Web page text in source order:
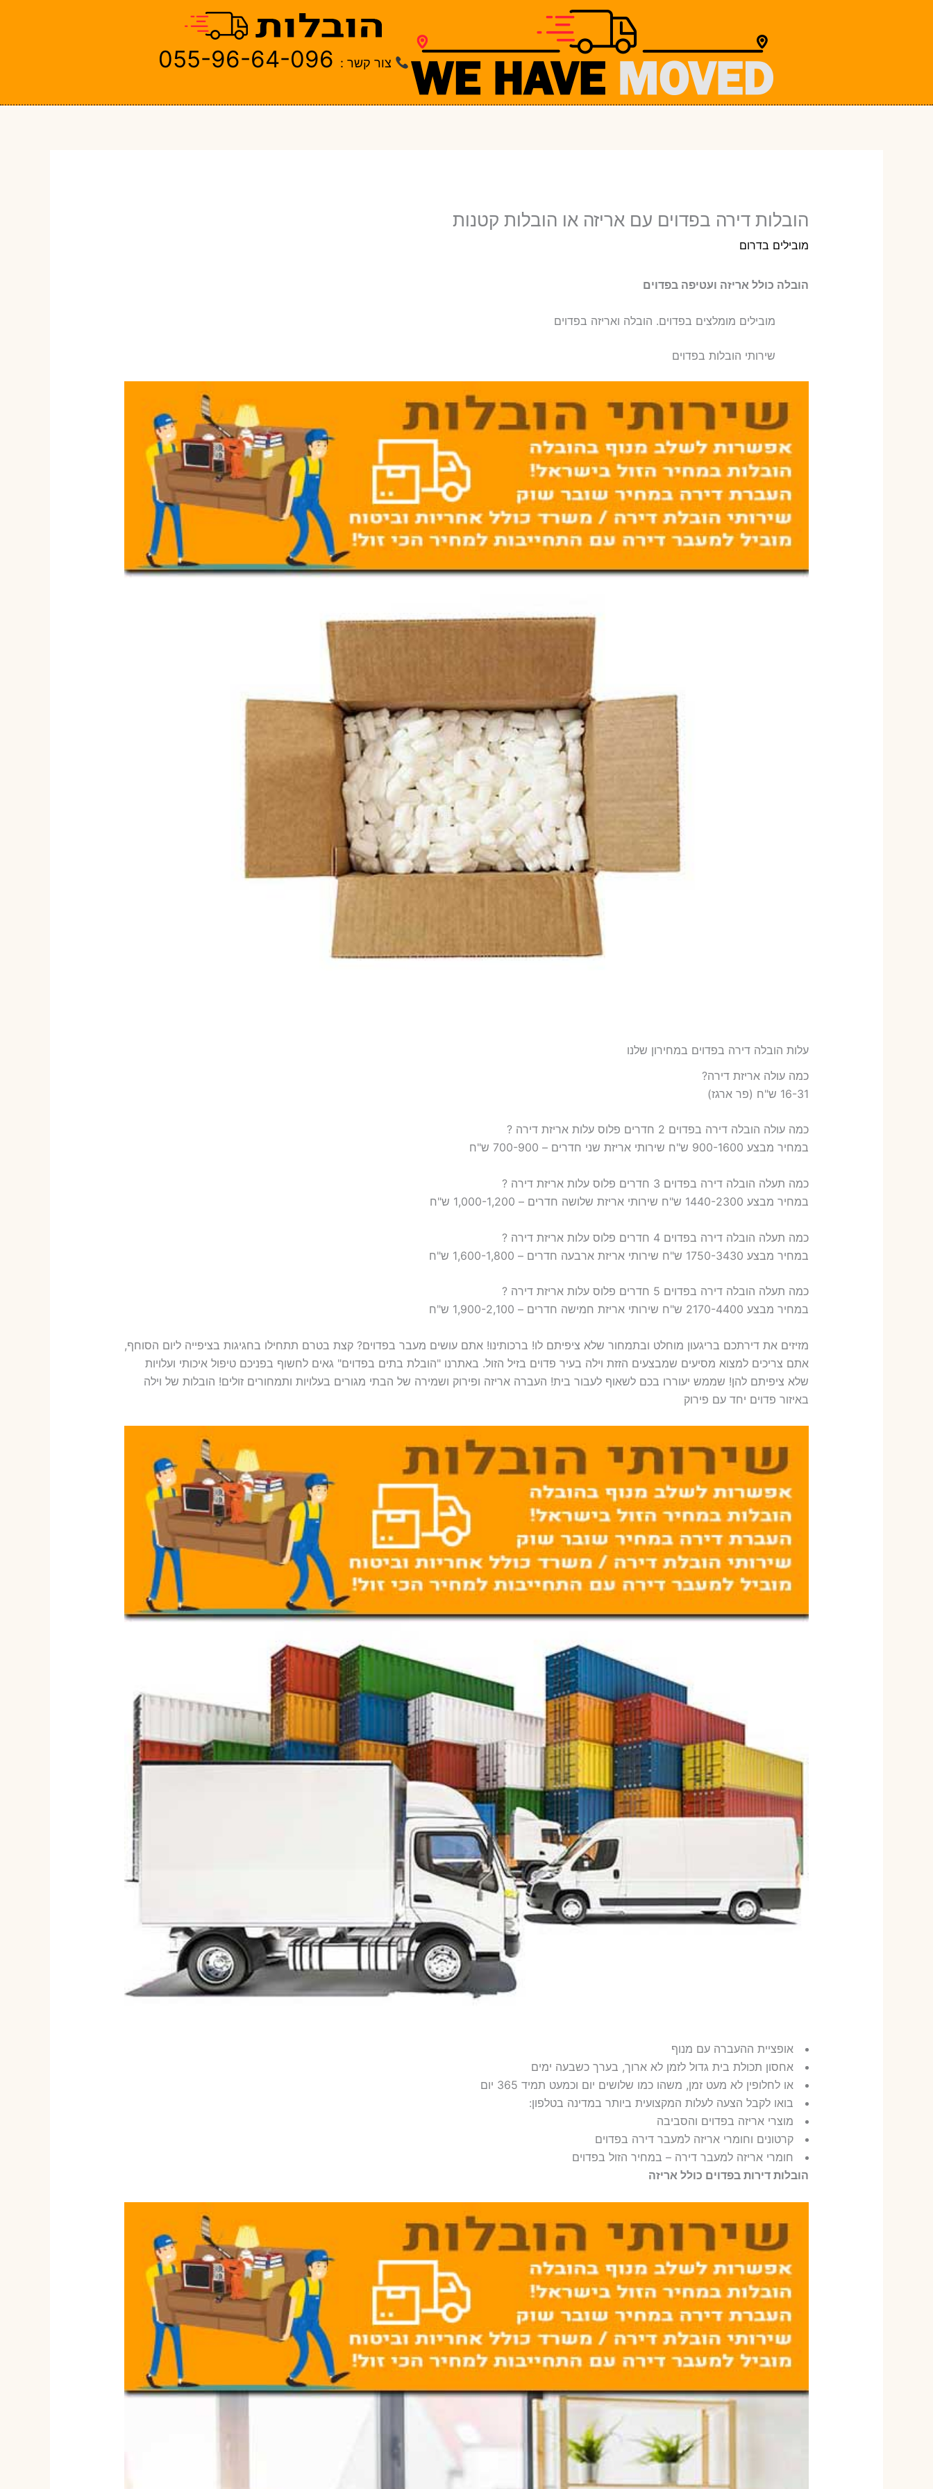
צור קשר : 055-96-64-096
הובלות דירה בפדוים עם אריזה או הובלות קטנות
מובילים בדרום
הובלה כולל אריזה ועטיפה בפדוים
‫מובילים מומלצים בפדוים. הובלה ואריזה בפדוים
שירותי הובלות בפדוים
עלות הובלה דירה בפדוים במחירון שלנו
כמה עולה אריזת דירה​?
16-31 ש"ח (פר ארגז)
כמה עולה הובלה דירה בפדוים 2 חדרים פלוס עלות אריזת דירה ?
במחיר מבצע 900-1600 ש"ח שירותי אריזת שני חדרים – 700-900 ש"ח
כמה תעלה הובלה דירה בפדוים 3 חדרים פלוס עלות אריזת דירה ?
במחיר מבצע 1440-2300 ש"ח שירותי אריזת שלושה חדרים – 1,000-1,200 ש"ח
כמה תעלה הובלה דירה בפדוים 4 חדרים פלוס עלות אריזת דירה ?
במחיר מבצע 1750-3430 ש"ח שירותי אריזת ארבעה חדרים – 1,600-1,800 ש"ח
כמה תעלה הובלה דירה בפדוים 5 חדרים פלוס עלות אריזת דירה ?
במחיר מבצע 2170-4400 ש"ח שירותי אריזת חמישה חדרים – 1,900-2,100 ש"ח
מזיזים את דירתכם בריגעון מוחלט ובתמחור שלא ציפיתם לו! ברכותינו! אתם עושים מעבר בפדוים? קצת בטרם תתחילו בחגיגות בציפייה ליום הסוחף,
אתם צריכים למצוא מסיעים שמבצעים הזזת וילה בעיר פדוים בזיל הזול. באתרנו "הובלת בתים בפדוים" גאים לחשוף בפניכם טיפול איכותי ועלויות
שלא ציפיתם להן! שממש יעוררו בכם לשאוף לעבור בית! העברה אריזה ופירוק ושמירה של הבתי מגורים בעלויות ותמחורים זולים! הובלות של וילה
באיזור פדוים יחד עם פירוק
אופציית ההעברה עם מנוף
אחסון תכולת בית גדול לזמן לא ארוך, בערך כשבעה ימים
או לחלופין לא מעט זמן, משהו כמו שלושים יום וכמעט תמיד 365 יום
בואו לקבל הצעה לעלות המקצועית ביותר במדינה בטלפון:
מוצרי אריזה בפדוים והסביבה
קרטונים וחומרי אריזה למעבר דירה בפדוים
חומרי אריזה למעבר דירה – במחיר הזול בפדוים
הובלות דירות בפדוים כולל אריזה